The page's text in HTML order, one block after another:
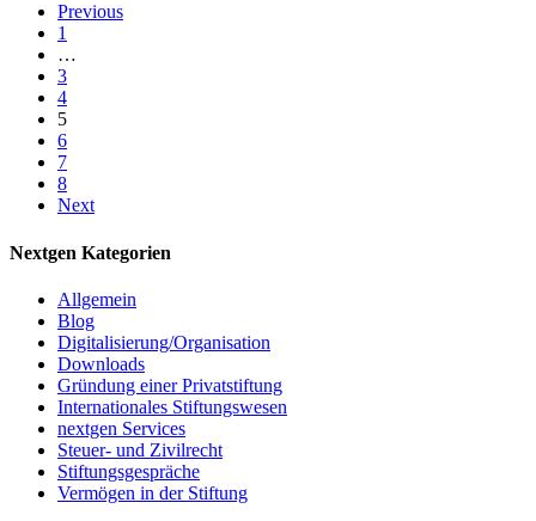
Gründen
eines
Widerrufes
Previous
1
…
3
4
5
6
7
8
Next
Nextgen Kategorien
Allgemein
Blog
Digitalisierung/Organisation
Downloads
Gründung einer Privatstiftung
Internationales Stiftungswesen
nextgen Services
Steuer- und Zivilrecht
Stiftungsgespräche
Vermögen in der Stiftung